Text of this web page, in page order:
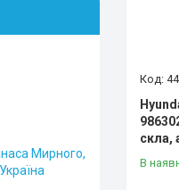
скла,
В
Мирного,